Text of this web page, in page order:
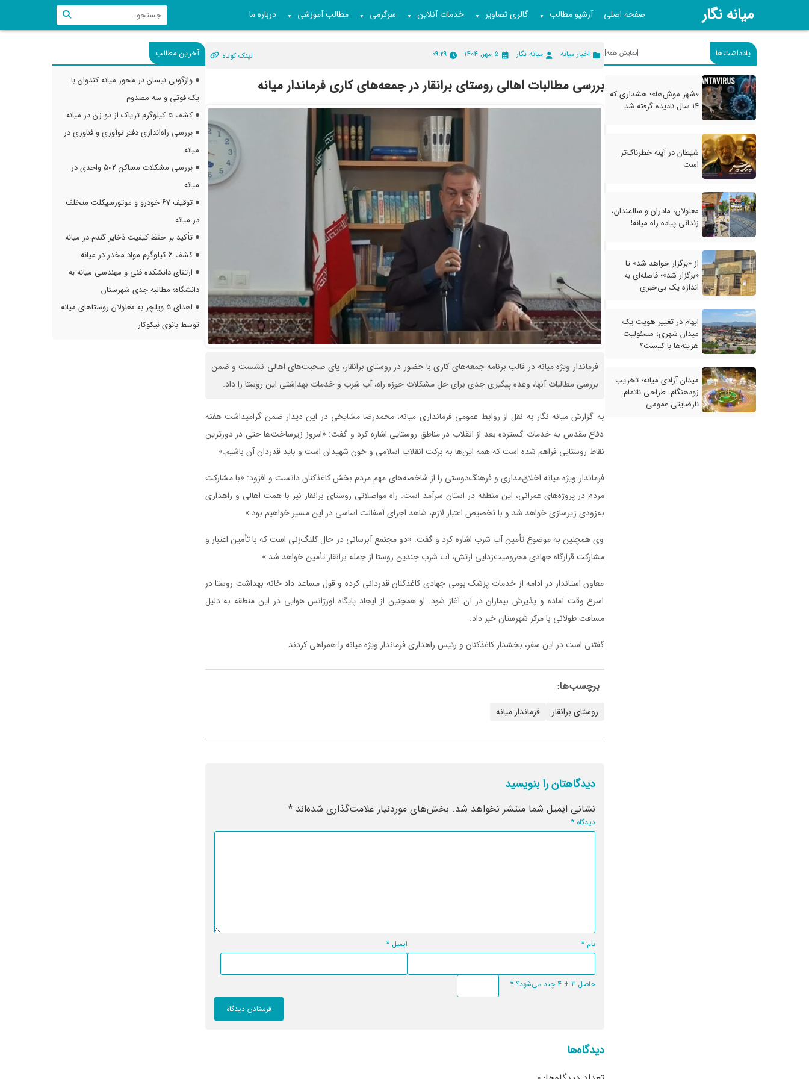
میانه نگار صفحه اصلی آرشیو مطالب ▼ گالری تصاویر ▼ خدمات آنلاین ▼ سرگرمی ▼ مطالب آموزشی ▼ درباره ما
یادداشت‌ها [نمایش همه]
«شهر موش‌ها»؛ هشداری که
۱۴ سال نادیده گرفته شد
شیطان در آینه خطرناک‌تر
است
معلولان، مادران و سالمندان،
زندانی پیاده راه میانه!
از «برگزار خواهد شد» تا
«برگزار شد»؛ فاصله‌ای به
اندازه یک بی‌خبری
ابهام در تغییر هویت یک
میدان شهری؛ مسئولیت
هزینه‌ها با کیست؟
میدان آزادی میانه؛ تخریب
زودهنگام، طراحی ناتمام،
نارضایتی عمومی
اخبار میانه میانه نگار ۵ مهر, ۱۴۰۴ ۰۹:۲۹ لینک کوتاه
بررسی مطالبات اهالی روستای برانقار در جمعه‌های کاری فرماندار میانه
فرماندار ویژه میانه در قالب برنامه جمعه‌های کاری با حضور در روستای برانقار، پای صحبت‌های اهالی نشست و ضمن
بررسی مطالبات آنها، وعده پیگیری جدی برای حل مشکلات حوزه راه، آب شرب و خدمات بهداشتی این روستا را داد.
به گزارش میانه نگار به نقل از روابط عمومی فرمانداری میانه، محمدرضا مشایخی در این دیدار ضمن گرامیداشت هفته
دفاع مقدس به خدمات گسترده بعد از انقلاب در مناطق روستایی اشاره کرد و گفت: «امروز زیرساخت‌ها حتی در دورترین
نقاط روستایی فراهم شده است که همه این‌ها به برکت انقلاب اسلامی و خون شهیدان است و باید قدردان آن باشیم.»
فرماندار ویژه میانه اخلاق‌مداری و فرهنگ‌دوستی را از شاخصه‌های مهم مردم بخش کاغذکنان دانست و افزود: «با مشارکت
مردم در پروژه‌های عمرانی، این منطقه در استان سرآمد است. راه مواصلاتی روستای برانقار نیز با همت اهالی و راهداری
به‌زودی زیرسازی خواهد شد و با تخصیص اعتبار لازم، شاهد اجرای آسفالت اساسی در این مسیر خواهیم بود.»
وی همچنین به موضوع تأمین آب شرب اشاره کرد و گفت: «دو مجتمع آبرسانی در حال کلنگ‌زنی است که با تأمین اعتبار و
مشارکت قرارگاه جهادی محرومیت‌زدایی ارتش، آب شرب چندین روستا از جمله برانقار تأمین خواهد شد.»
معاون استاندار در ادامه از خدمات پزشک بومی جهادی کاغذکنان قدردانی کرده و قول مساعد داد خانه بهداشت روستا در
اسرع وقت آماده و پذیرش بیماران در آن آغاز شود. او همچنین از ایجاد پایگاه اورژانس هوایی در این منطقه به دلیل
مسافت طولانی با مرکز شهرستان خبر داد.
گفتنی است در این سفر، بخشدار کاغذکنان و رئیس راهداری فرماندار ویژه میانه را همراهی کردند.
برچسب‌ها:
روستای برانقار فرماندار میانه
دیدگاهتان را بنویسید
نشانی ایمیل شما منتشر نخواهد شد. بخش‌های موردنیاز علامت‌گذاری شده‌اند*
دیدگاه*
نام* ایمیل *
حاصل 3 + 4 چند می‌شود؟ *
دیدگاه‌ها
آخرین مطالب
واژگونی نیسان در محور میانه کندوان با
یک فوتی و سه مصدوم
کشف ۵ کیلوگرم تریاک از دو زن در میانه
بررسی راه‌اندازی دفتر نوآوری و فناوری در
میانه
بررسی مشکلات مساکن ۵۰۲ واحدی در
میانه
توقیف ۶۷ خودرو و موتورسیکلت متخلف
در میانه
تأکید بر حفظ کیفیت ذخایر گندم در میانه
کشف ۶ کیلوگرم مواد مخدر در میانه
ارتقای دانشکده فنی و مهندسی میانه به
دانشگاه؛ مطالبه جدی شهرستان
اهدای ۵ ویلچر به معلولان روستاهای میانه
توسط بانوی نیکوکار